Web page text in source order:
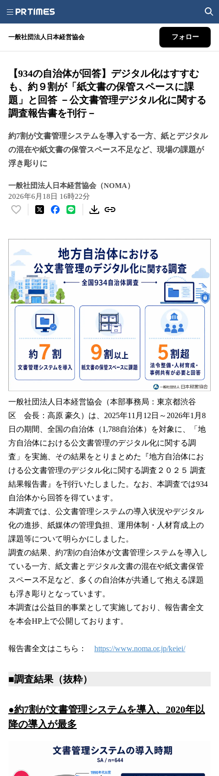
一般社団法人日本経営協会 フォロー
【934の自治体が回答】デジタル化はすすむ
も、約９割が「紙文書の保管スペースに課
題」と回答 －公文書管理デジタル化に関する
調査報告書を刊行－
約7割が文書管理システムを導入する一方、紙とデジタル
の混在や紙文書の保管スペース不足など、現場の課題が
浮き彫りに
一般社団法人日本経営協会（NOMA）
2026年6月18日 16時22分
い
数
を
読
み
込
み
す
一般社団法人日本経営協会（本部事務局：東京都渋谷
区 会長：高原 豪久）は、2025年11月12日～2026年1月8
日の期間、全国の自治体（1,788自治体）を対象に、「地
方自治体における公文書管理のデジタル化に関する調
査」を実施、その結果をとりまとめた『地方自治体にお
ける公文書管理のデジタル化に関する調査２０２５ 調査
結果報告書』を刊行いたしました。なお、本調査では934
自治体から回答を得ています。
本調査では、公文書管理システムの導入状況やデジタル
化の進捗、紙媒体の管理負担、運用体制・人材育成上の
課題等について明らかにしました。
調査の結果、約7割の自治体が文書管理システムを導入し
ている一方、紙文書とデジタル文書の混在や紙文書保管
スペース不足など、多くの自治体が共通して抱える課題
も浮き彫りとなっています。
本調査は公益目的事業として実施しており、報告書全文
を本会HP上で公開しております。
報告書全文はこちら： https://www.noma.or.jp/keiei/
■調査結果（抜粋）
●約7割が文書管理システムを導入、2020年以
降の導入が最多